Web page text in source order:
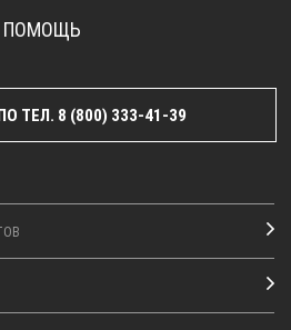
ПОМОЩЬ
ТЕЛ. 8 (800) 333-41-39